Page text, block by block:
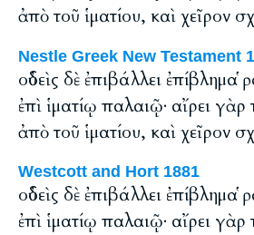
ἀπὸ τοῦ ἱματίου, καὶ χεῖρον
Nestle Greek New Testament
οὐδεὶς δὲ ἐπιβάλλει
ἐπὶ ἱματίῳ παλαιῷ· αἴρει
ἀπὸ τοῦ ἱματίου, καὶ χεῖρον
Westcott and Hort 1881
οὐδεὶς δὲ ἐπιβάλλει
ἐπὶ ἱματίῳ παλαιῷ· αἴρει